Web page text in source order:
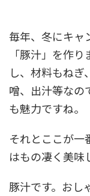
毎年、冬にキャ
「豚汁」を作
し、材料もね
噌、出汁等なの
も魅力ですね。
それとここが一
はもの凄く美味
豚汁です。おし